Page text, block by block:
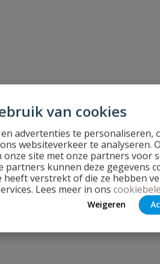
van cookies
advertenties te personaliseren,
websiteverkeer te analyseren.
site met onze partners voor
partners kunnen deze gegevens
verstrekt of die ze hebben
Lees meer in ons
Weigeren